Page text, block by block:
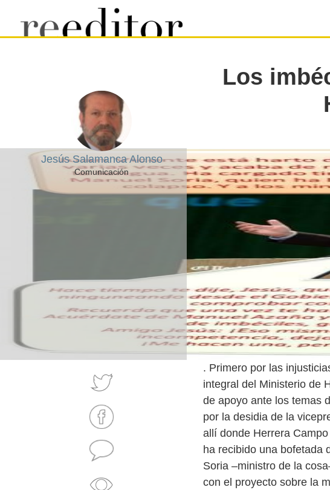
Jesús Salamanca Alonso
Comunicación
Los
. Primero por las
integral del Ministerio de
de apoyo ante los temas
por la desidia de la
allí donde Herrera
ha recibido una bofetada
Soria –ministro de la
con el proyecto sobre la